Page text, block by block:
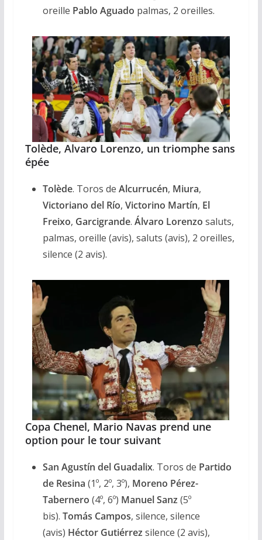
oreille Pablo Aguado palmas, 2 oreilles.
Tolède, Alvaro Lorenzo, un triomphe sans
épée
Tolède. Toros de Alcurrucén, Miura,
Victoriano del Río, Victorino Martín, El
Freixo, Garcigrande. Álvaro Lorenzo saluts,
palmas, oreille (avis), saluts (avis), 2 oreilles,
silence (2 avis).
Copa Chenel, Mario Navas prend une
option pour le tour suivant
San Agustín del Guadalix. Toros de Partido
de Resina (1º, 2º, 3º), Moreno Pérez-
Tabernero (4º, 6º) Manuel Sanz (5º
bis). Tomás Campos, silence, silence
(avis) Héctor Gutiérrez silence (2 avis),